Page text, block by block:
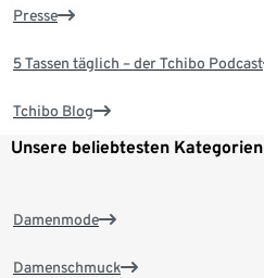
Presse
5 Tassen täglich – der Tchibo Podcast
Tchibo Blog
Unsere beliebtesten Kategorien
Damenmode
Damenschmuck